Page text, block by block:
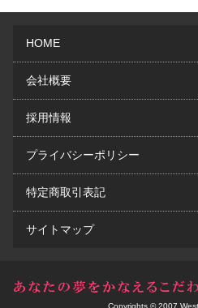
HOME
会社概要
採用情報
プライバシーポリシー
特定商取引表記
サイトマップ
Copyrights © 2007